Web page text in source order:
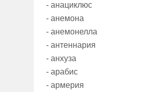
- анациклюс
- анемона
- анемонелла
- антеннария
- анхуза
- арабис
- армерия